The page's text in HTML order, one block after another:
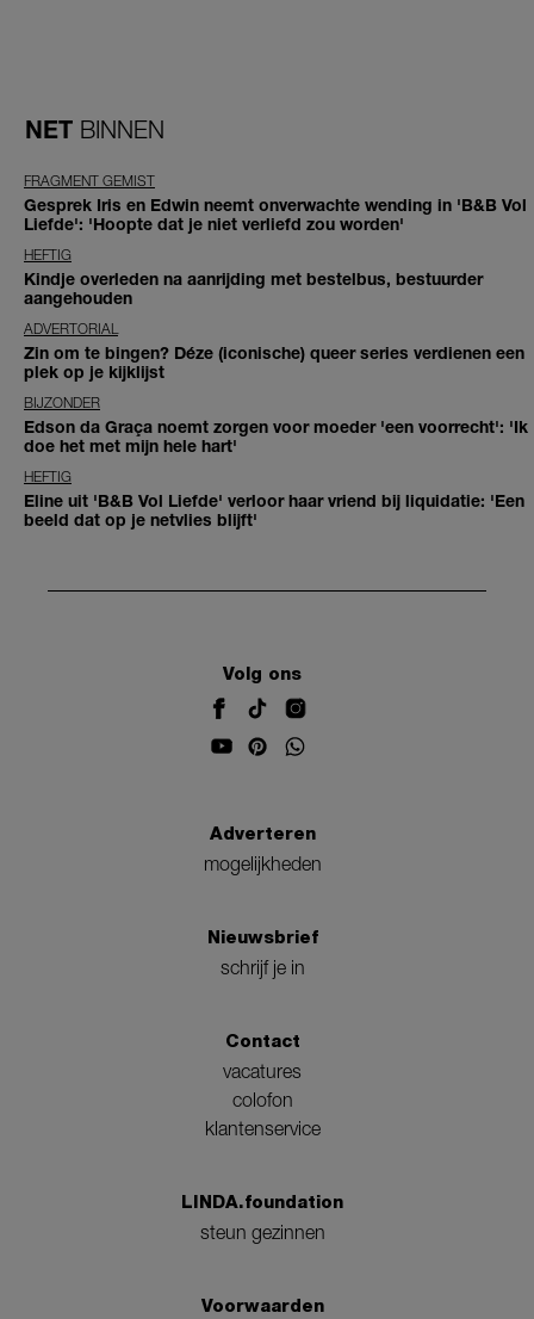
NET BINNEN
FRAGMENT GEMIST
Gesprek Iris en Edwin neemt onverwachte wending in 'B&B Vol
Liefde': 'Hoopte dat je niet verliefd zou worden'
HEFTIG
Kindje overleden na aanrijding met bestelbus, bestuurder
aangehouden
ADVERTORIAL
Zin om te bingen? Déze (iconische) queer series verdienen een
plek op je kijklijst
BIJZONDER
Edson da Graça noemt zorgen voor moeder 'een voorrecht': 'Ik
doe het met mijn hele hart'
HEFTIG
Eline uit 'B&B Vol Liefde' verloor haar vriend bij liquidatie: 'Een
beeld dat op je netvlies blijft'
Volg ons
Adverteren
mogelijkheden
Nieuwsbrief
schrijf je in
Contact
vacatures
colofon
klantenservice
LINDA.foundation
steun gezinnen
Voorwaarden